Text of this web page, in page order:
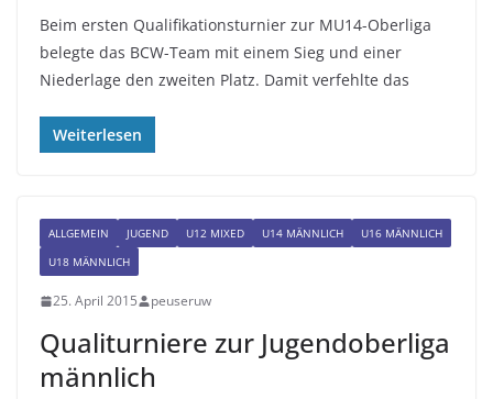
Beim ersten Qualifikationsturnier zur MU14-Oberliga
belegte das BCW-Team mit einem Sieg und einer
Niederlage den zweiten Platz. Damit verfehlte das
Weiterlesen
ALLGEMEIN JUGEND U12 MIXED U14 MÄNNLICH
U16 MÄNNLICH
U18 MÄNNLICH
25. April 2015 peuseruw
Qualiturniere zur Jugendoberliga
männlich